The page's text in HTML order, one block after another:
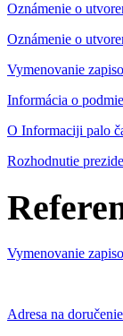
Oznámenie o
Oznámenie o
Vymenovanie
Informácia o
O Informaciji palo
Rozhodnutie
Vymenovanie
Adresa na